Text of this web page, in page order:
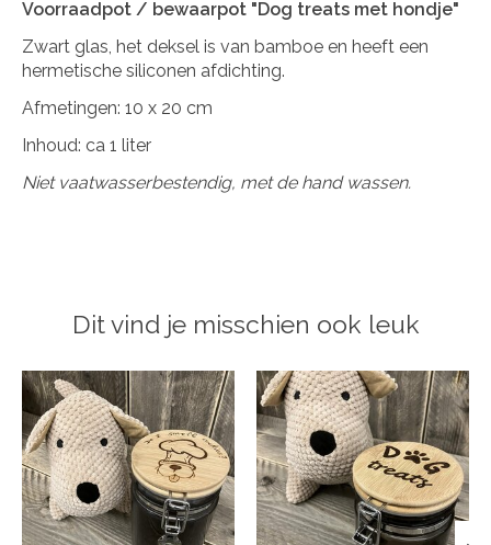
Voorraadpot / bewaarpot "Dog treats met hondje"
Zwart glas, het deksel is van bamboe en heeft een
hermetische siliconen afdichting.
Afmetingen: 10 x 20 cm
Inhoud: ca 1 liter
Niet vaatwasserbestendig, met de hand wassen.
Dit vind je misschien ook leuk
Items van productcarrousel